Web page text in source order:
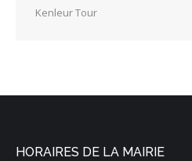
Kenleur Tour
HORAIRES DE LA MAIRIE